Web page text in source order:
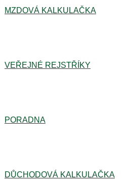
MZDOVÁ KALKULAČKA
VEŘEJNÉ REJSTŘÍKY
PORADNA
DŮCHODOVÁ KALKULAČKA